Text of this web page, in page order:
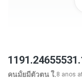
คนมั้ยมีตัวตน ใ.8 anos